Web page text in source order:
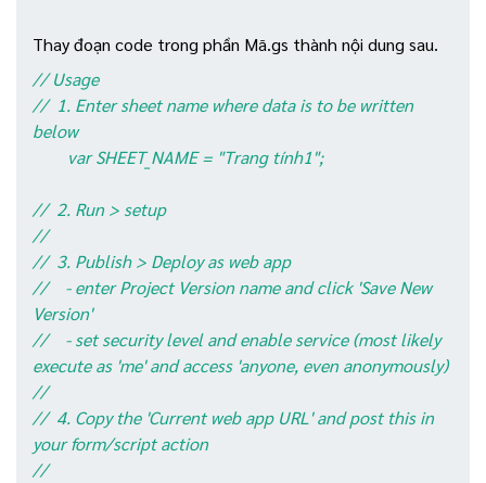
Thay đoạn code trong phần Mã.gs thành nội dung sau.
// Usage
// 1. Enter sheet name where data is to be written
below
var SHEET_NAME = "Trang tính1";
// 2. Run > setup
//
// 3. Publish > Deploy as web app
// - enter Project Version name and click 'Save New
Version'
// - set security level and enable service (most likely
execute as 'me' and access 'anyone, even anonymously)
//
// 4. Copy the 'Current web app URL' and post this in
your form/script action
//